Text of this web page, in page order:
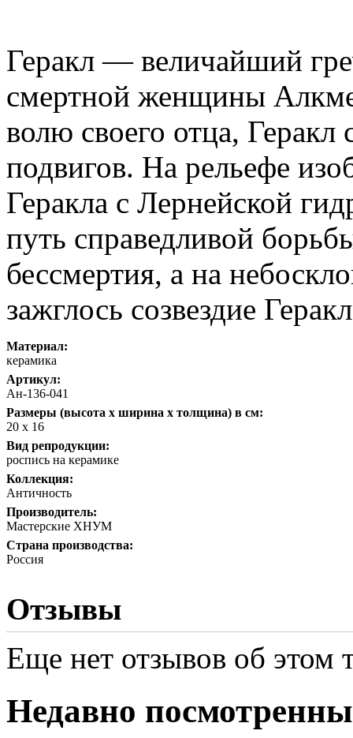
Геракл — величайший
смертной женщины
волю своего отца,
подвигов. На рельефе
Геракла с Лернейской
путь справедливой
бессмертия, а на
зажглось созвездие
Материал:
керамика
Артикул:
Ан-136-041
Размеры (высота х ширина х толщина) в см:
20 х 16
Вид репродукции:
роспись на керамике
Коллекция:
Античность
Производитель:
Мастерские ХНУМ
Страна производства:
Россия
Отзывы
Еще нет отзывов об этом
Недавно